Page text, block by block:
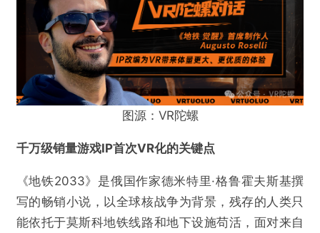
图源：VR陀螺
千万级销量游戏IP首次VR化的关键点
《地铁2033》是俄国作家德米特里·格鲁霍夫斯基撰
写的畅销小说，以全球核战争为背景，残存的人类只
能依托于莫斯科地铁线路和地下设施苟活，面对来自